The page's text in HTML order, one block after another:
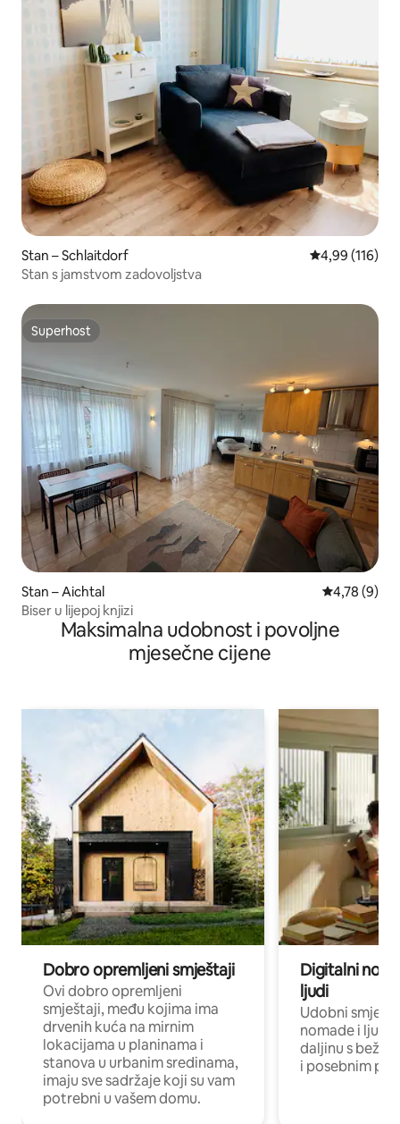
Stan – Schlaitdorf Prosječna
4,99 (116)
Stan s jamstvom zadovoljstva
Superhost
Superhost
Stan – Aichtal Prosječna
4,78 (9)
Biser u lijepoj knjizi
Maksimalna udobnost i povoljne
mjesečne cijene
Dobro opremljeni smještaji
Ovi dobro opremljeni
smještaji, među kojima ima
drvenih kuća na mirnim
lokacijama u planinama i
stanova u urbanim sredinama,
imaju sve sadržaje koji su vam
potrebni u vašem domu.
Digitalni
ljudi
Udobni
nomade i ljude
daljinu s
i posebnim